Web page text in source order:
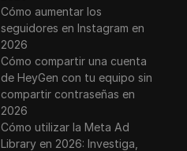
Cómo aumentar los
seguidores en Instagram en
2026
Cómo compartir una cuenta
de HeyGen con tu equipo sin
compartir contraseñas en
2026
Cómo utilizar la Meta Ad
Library en 2026: Investiga,